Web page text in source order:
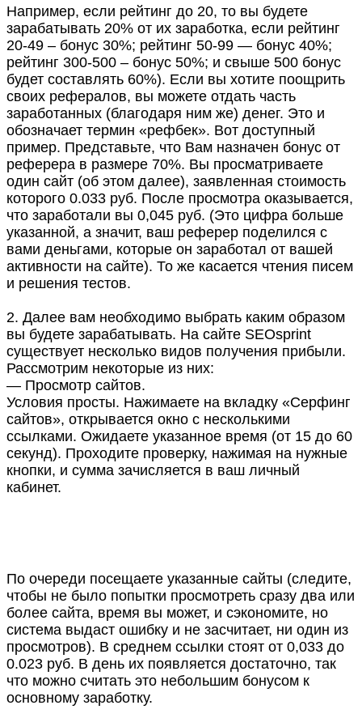
Например, если рейтинг до 20, то вы будете
зарабатывать 20% от их заработка, если рейтинг
20-49 – бонус 30%; рейтинг 50-99 — бонус 40%;
рейтинг 300-500 – бонус 50%; и свыше 500 бонус
будет составлять 60%). Если вы хотите поощрить
своих рефералов, вы можете отдать часть
заработанных (благодаря ним же) денег. Это и
обозначает термин «рефбек». Вот доступный
пример. Представьте, что Вам назначен бонус от
реферера в размере 70%. Вы просматриваете
один сайт (об этом далее), заявленная стоимость
которого 0.033 руб. После просмотра оказывается,
что заработали вы 0,045 руб. (Это цифра больше
указанной, а значит, ваш реферер поделился с
вами деньгами, которые он заработал от вашей
активности на сайте). То же касается чтения писем
и решения тестов.
2. Далее вам необходимо выбрать каким образом
вы будете зарабатывать. На сайте SEOsprint
существует несколько видов получения прибыли.
Рассмотрим некоторые из них:
— Просмотр сайтов.
Условия просты. Нажимаете на вкладку «Серфинг
сайтов», открывается окно с несколькими
ссылками. Ожидаете указанное время (от 15 до 60
секунд). Проходите проверку, нажимая на нужные
кнопки, и сумма зачисляется в ваш личный
кабинет.
По очереди посещаете указанные сайты (следите,
чтобы не было попытки просмотреть сразу два или
более сайта, время вы может, и сэкономите, но
система выдаст ошибку и не засчитает, ни один из
просмотров). В среднем ссылки стоят от 0,033 до
0.023 руб. В день их появляется достаточно, так
что можно считать это небольшим бонусом к
основному заработку.